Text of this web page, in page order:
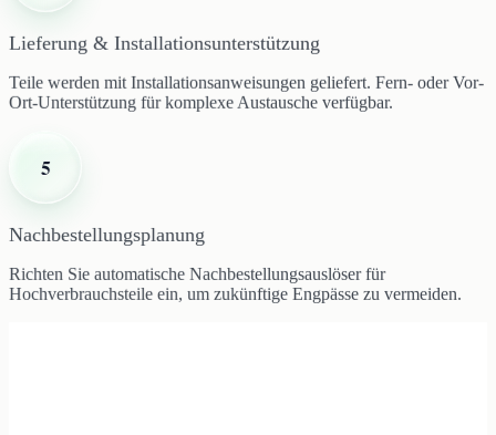
Lieferung & Installationsunterstützung
Teile werden mit Installationsanweisungen geliefert. Fern- oder Vor-
Ort-Unterstützung für komplexe Austausche verfügbar.
5
Nachbestellungsplanung
Richten Sie automatische Nachbestellungsauslöser für
Hochverbrauchsteile ein, um zukünftige Engpässe zu vermeiden.